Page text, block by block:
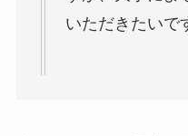
いただきたいで